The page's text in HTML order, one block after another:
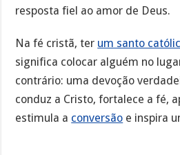
resposta fiel ao amor de Deus.
Na fé cristã, ter um santo
significa colocar alguém no
contrário: uma devoção
conduz a Cristo, fortalece a fé,
estimula a conversão e inspira